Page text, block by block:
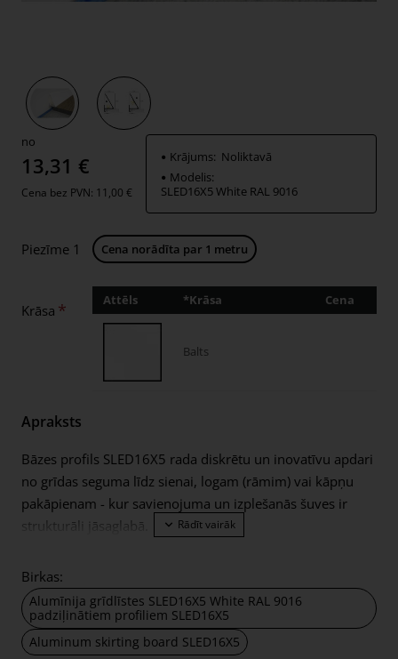
no
13,31 €
Cena bez PVN: 11,00 €
Krājums: Noliktavā
Modelis:
SLED16X5 White RAL 9016
Piezīme 1 Cena norādīta par 1 metru
Krāsa
Attēls *Krāsa Cena
Balts
Apraksts
Bāzes profils SLED16X5 rada diskrētu un inovatīvu apdari
no grīdas seguma līdz sienai, logam (rāmim) vai kāpņu
pakāpienam - kur savienojuma un izplešanās šuves ir
strukturāli jāsaglabā.
Parkets, lamināts, dizaina grīdas un flīzes – no grīdas
biezuma 5 mm
Visas tirdzniecībā pieejamās LED sloksnes var
Birkas:
Alumīnija grīdlīstes SLED16X5 White RAL 9016
padziļinātiem profiliem SLED16X5
Aluminum skirting board SLED16X5